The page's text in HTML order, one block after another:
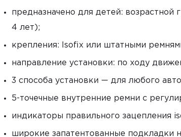
предназначено для детей: возрастной
4 лет);
крепления: Isofix или штатными
направление установки: по ходу
3 способа установки — для любого
5-точечные внутренние ремни с
индикаторы правильного зацепления
широкие запатентованные подкладки